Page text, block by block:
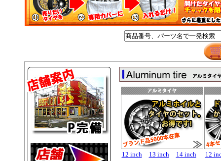
12 inch 13 inch
14 inch
12